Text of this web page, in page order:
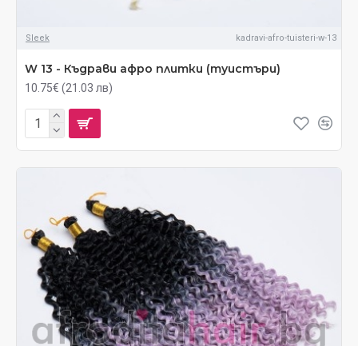
Sleek kadravi-afro-tuisteri-w-13
W 13 - Къдрави афро плитки (туистъри)
10.75€ (21.03 лв)